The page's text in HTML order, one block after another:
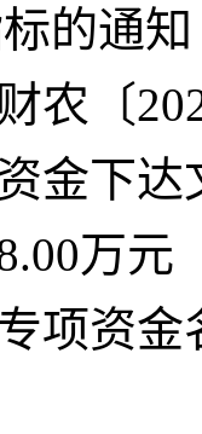
的通知
农〔
金下达
万元
项资金